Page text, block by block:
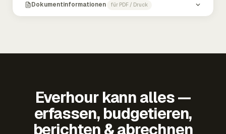
Dokumentinformationen für PDF / Druck
Everhour kann alles —
erfassen, budgetieren,
berichten & abrechnen